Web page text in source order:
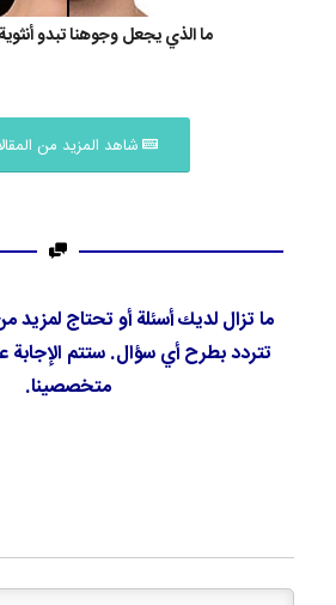
ما الذي يجعل وجوهنا تبدو
شاهد المزيد من
ما تزال لديك أسئلة أو تحتاج لمزيد
تتردد بطرح أي سؤال. ستتم
متخصصينا.